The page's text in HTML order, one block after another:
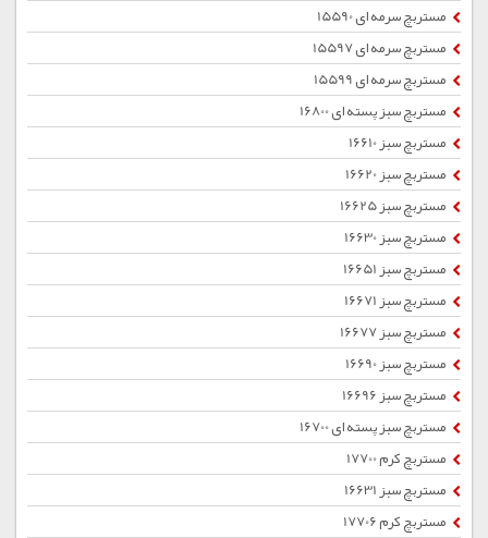
مستربچ سرمه ای 15590
مستربچ سرمه ای 15597
مستربچ سرمه ای 15599
مستربچ سبز پسته ای 16800
مستربچ سبز 16610
مستربچ سبز 16620
مستربچ سبز 16625
مستربچ سبز 16630
مستربچ سبز 16651
مستربچ سبز 16671
مستربچ سبز 16677
مستربچ سبز 16690
مستربچ سبز 16696
مستربچ سبز پسته ای 16700
مستربچ کرم 17700
مستربچ سبز 16631
مستربچ کرم 17706